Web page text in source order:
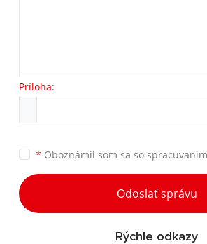
Príloha:
* Oboznámil som sa so
Odoslať správu
Rýchle odkazy